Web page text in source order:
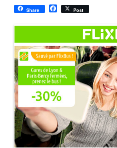
Share
a
c
b
o
o
k
Post